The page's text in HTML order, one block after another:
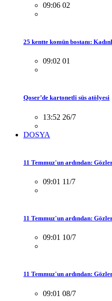
09:06 02
25 kentte komün bostanı:
09:02 01
Qoser’de kartonetli süs atölyesi
13:52 26/7
DOSYA
11 Temmuz'un ardından:
09:01 11/7
11 Temmuz'un ardından:
09:01 10/7
11 Temmuz'un ardından:
09:01 08/7